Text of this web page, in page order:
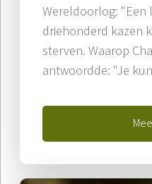
Wereldoorlog: "Een
driehonderd kazen
sterven. Waarop
antwoordde: "Je